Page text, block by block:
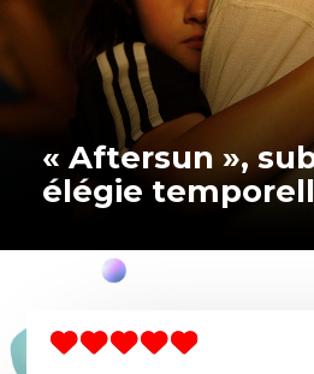
« Aftersun »,
élégie